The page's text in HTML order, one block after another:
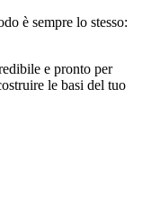
è sempre lo stesso:
e pronto per
le basi del tuo